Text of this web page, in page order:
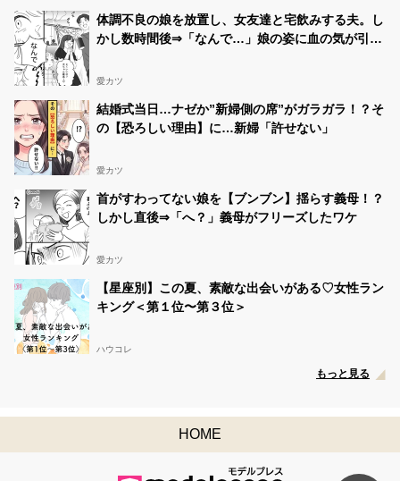
体調不良の娘を放置し、女友達と宅飲みする夫。し
かし数時間後⇒「なんで…」娘の姿に血の気が引い
愛カツ
結婚式当日…ナゼか”新婦側の席”がガラガラ！？そ
の【恐ろしい理由】に…新婦「許せない」
愛カツ
首がすわってない娘を【ブンブン】揺らす義母！？
しかし直後⇒「へ？」義母がフリーズしたワケ
愛カツ
【星座別】この夏、素敵な出会いがある♡女性ラン
キング＜第１位〜第３位＞
ハウコレ
もっと見る
HOME